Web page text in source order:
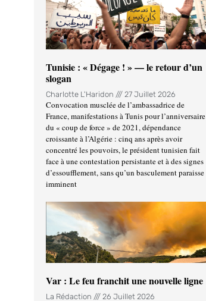
Tunisie : « Dégage ! » — le retour d’un
slogan
Charlotte L'Haridon 27 Juillet 2026
Convocation musclée de l’ambassadrice de
France, manifestations à Tunis pour l’anniversaire
du « coup de force » de 2021, dépendance
croissante à l’Algérie : cinq ans après avoir
concentré les pouvoirs, le président tunisien fait
face à une contestation persistante et à des signes
d’essoufflement, sans qu’un basculement paraisse
imminent
Var : Le feu franchit une nouvelle ligne
La Rédaction 26 Juillet 2026